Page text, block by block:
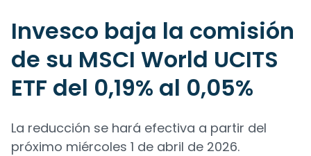
Invesco baja la comisión
de su MSCI World UCITS
ETF del 0,19% al 0,05%
La reducción se hará efectiva a partir del
próximo miércoles 1 de abril de 2026.